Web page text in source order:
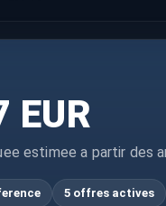
EUR
estimee a partir des
5 offres actives